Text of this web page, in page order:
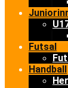
Futsal
Handball